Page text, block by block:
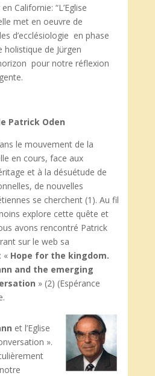
Californie: “L’Eglise
met en oeuvre de
d’ecclésiologie en phase
holistique de Jürgen
pour notre réflexion
Patrick Oden
le mouvement de la
en cours, face aux
et à la désuétude de
de nouvelles
se cherchent (1). Au fil
explore cette quête et
avons rencontré Patrick
sur le web sa
« Hope for the kingdom.
and the emerging
» (2) (Espérance
et l’Eglise
».